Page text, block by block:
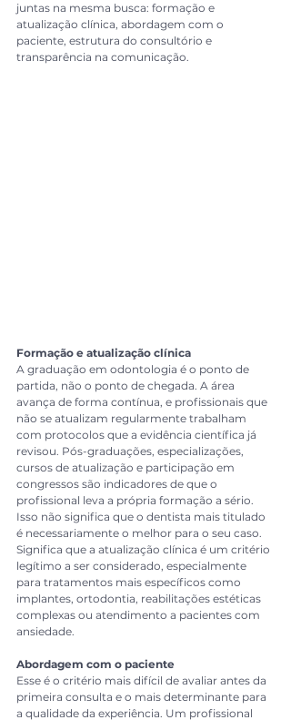
juntas na mesma busca: formação e
atualização clínica, abordagem com o
paciente, estrutura do consultório e
transparência na comunicação.
Formação e atualização clínica
A graduação em odontologia é o ponto de
partida, não o ponto de chegada. A área
avança de forma contínua, e profissionais que
não se atualizam regularmente trabalham
com protocolos que a evidência científica já
revisou. Pós-graduações, especializações,
cursos de atualização e participação em
congressos são indicadores de que o
profissional leva a própria formação a sério.
Isso não significa que o dentista mais titulado
é necessariamente o melhor para o seu caso.
Significa que a atualização clínica é um critério
legítimo a ser considerado, especialmente
para tratamentos mais específicos como
implantes, ortodontia, reabilitações estéticas
complexas ou atendimento a pacientes com
ansiedade.
Abordagem com o paciente
Esse é o critério mais difícil de avaliar antes da
primeira consulta e o mais determinante para
a qualidade da experiência. Um profissional